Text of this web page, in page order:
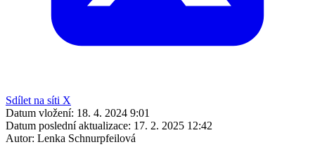
Sdílet na síti X
Datum vložení: 18. 4. 2024 9:01
Datum poslední aktualizace: 17. 2. 2025 12:42
Autor: Lenka Schnurpfeilová